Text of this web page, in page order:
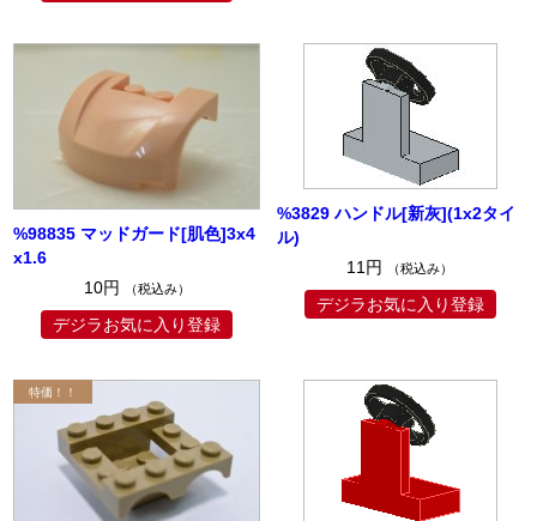
%98835 マッドガード[肌色]3x4
x1.6
10円
（税込み）
デジラお気に入り登録
%3829 ハンドル[新灰](1x2タイ
ル)
11円
（税込み）
デジラお気に入り登録